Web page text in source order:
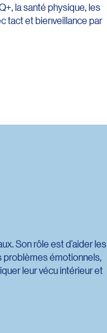
la santé physique, les
tact et bienveillance par
Son rôle est d’aider les
problèmes émotionnels,
leur vécu intérieur et